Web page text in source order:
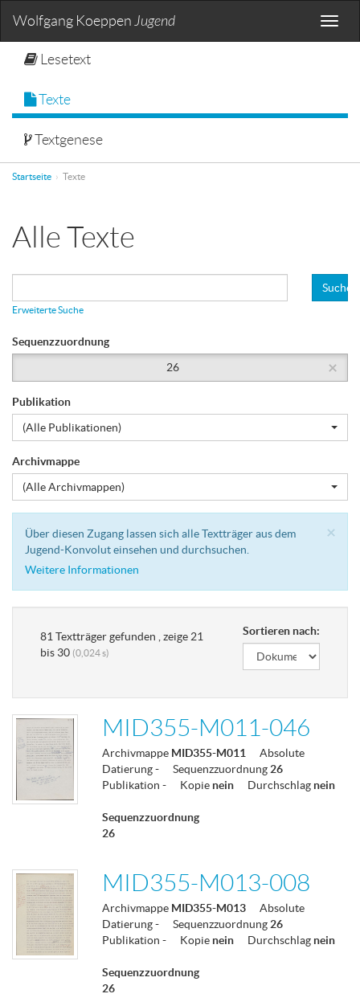
Toggle
Wolfgang Koeppen Jugend
Lesetext
Texte
Textgenese
Startseite Texte
Alle Texte
Suchen
Erweiterte Suche
Sequenzzuordnung
26
×
Publikation
(Alle Publikationen)
Archivmappe
(Alle Archivmappen)
×
Über diesen Zugang lassen sich alle Textträger aus dem
Jugend-Konvolut einsehen und durchsuchen.
Weitere Informationen
81 Textträger gefunden , zeige 21
bis 30 (0,024 s)
Sortieren nach:
MID355-M011-046
Archivmappe MID355-M011
Absolute
Datierung- Sequenzzuordnung 26
Publikation - Kopie nein Durchschlag nein
Sequenzzuordnung
26
MID355-M013-008
Archivmappe MID355-M013
Absolute
Datierung- Sequenzzuordnung 26
Publikation - Kopie nein Durchschlag nein
Sequenzzuordnung
26